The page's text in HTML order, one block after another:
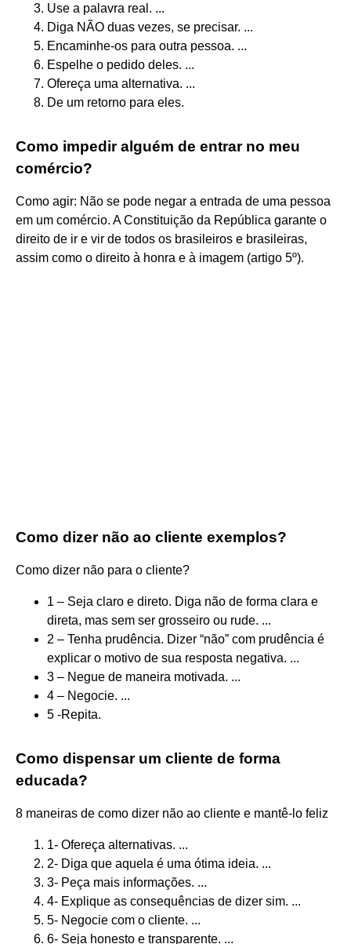
Use a palavra real. ...
Diga NÃO duas vezes, se precisar. ...
Encaminhe-os para outra pessoa. ...
Espelhe o pedido deles. ...
Ofereça uma alternativa. ...
De um retorno para eles.
Como impedir alguém de entrar no meu
comércio?
Como agir: Não se pode negar a entrada de uma pessoa
em um comércio. A Constituição da República garante o
direito de ir e vir de todos os brasileiros e brasileiras,
assim como o direito à honra e à imagem (artigo 5º).
Como dizer não ao cliente exemplos?
Como dizer não para o cliente?
1 – Seja claro e direto. Diga não de forma clara e
direta, mas sem ser grosseiro ou rude. ...
2 – Tenha prudência. Dizer “não” com prudência é
explicar o motivo de sua resposta negativa. ...
3 – Negue de maneira motivada. ...
4 – Negocie. ...
5 -Repita.
Como dispensar um cliente de forma
educada?
8 maneiras de como dizer não ao cliente e mantê-lo feliz
1- Ofereça alternativas. ...
2- Diga que aquela é uma ótima ideia. ...
3- Peça mais informações. ...
4- Explique as consequências de dizer sim. ...
5- Negocie com o cliente. ...
6- Seja honesto e transparente. ...